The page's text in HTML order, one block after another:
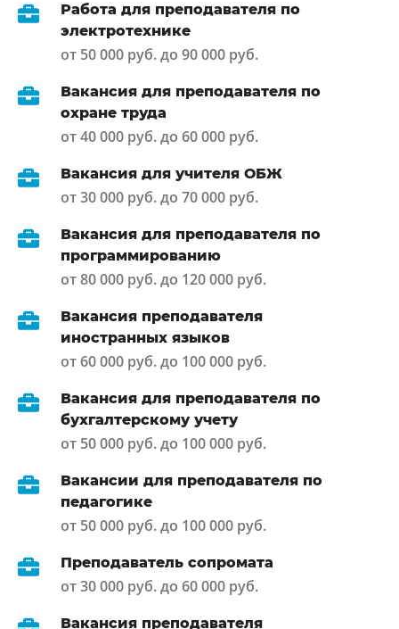
Работа для преподавателя по
электротехнике
от 50 000 руб. до 90 000 руб.
Вакансия для преподавателя по
охране труда
от 40 000 руб. до 60 000 руб.
Вакансия для учителя ОБЖ
от 30 000 руб. до 70 000 руб.
Вакансия для преподавателя по
программированию
от 80 000 руб. до 120 000 руб.
Вакансия преподавателя
иностранных языков
от 60 000 руб. до 100 000 руб.
Вакансия для преподавателя по
бухгалтерскому учету
от 50 000 руб. до 100 000 руб.
Вакансии для преподавателя по
педагогике
от 50 000 руб. до 100 000 руб.
Преподаватель сопромата
от 30 000 руб. до 60 000 руб.
Вакансия преподавателя